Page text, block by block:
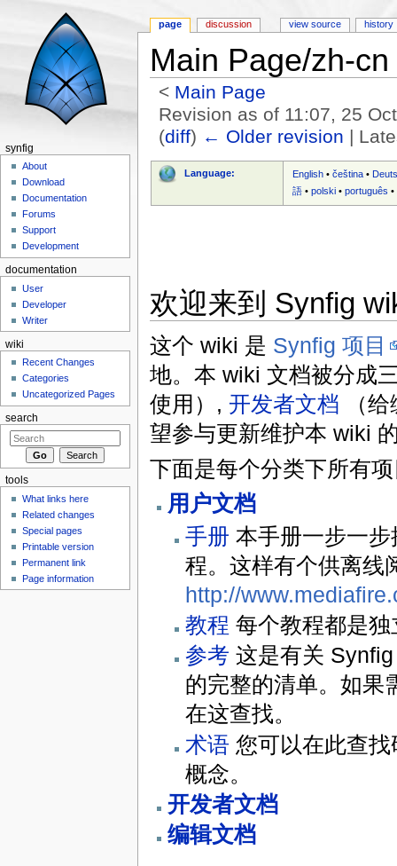
Main Page/zh-cn
< Main Page
Revision as of 11:07, 25
(diff) ← Older revision |
Language: English •čeština •
語 •polski •português •
欢迎来到 Synfig
这个 wiki 是 Synfig 项目
地。本 wiki 文档被分成
使用）, 开发者文档 （
望参与更新维护本 wiki
下面是每个分类下所有
用户文档
手册 本手册一步一
程。这样有个供离线
http://
教程 每个教程都是
参考 这是有关
的完整的清单。如果
在这查找。
术语 您可以在此查
概念。
开发者文档
编辑文档
page discussion view source history
synfig
About
Download
Documentation
Forums
Support
Development
documentation
User
Developer
Writer
wiki
Recent Changes
Categories
Uncategorized Pages
search
tools
What links here
Related changes
Special pages
Printable version
Permanent link
Page information